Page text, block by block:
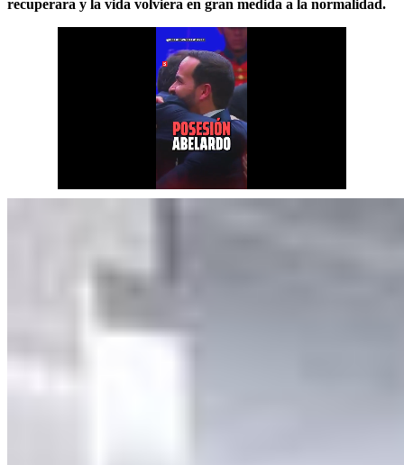
recuperara y la vida volviera en gran medida a la normalidad.